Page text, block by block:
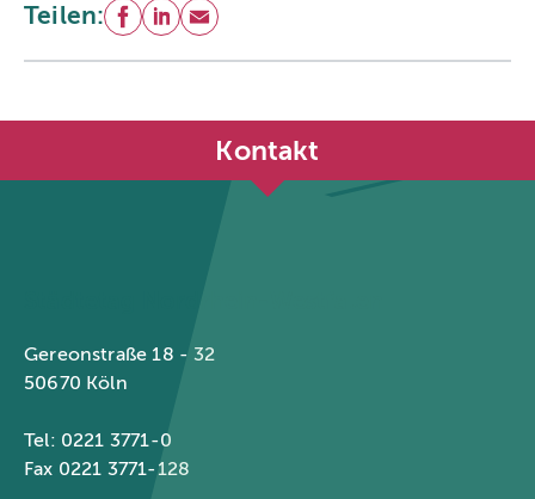
Teilen: Facebook
LinkedIn
E-Mail
Kontakt
Gereonstraße 18 - 32
50670 Köln
Tel: 0221 3771-0
Fax 0221 3771-128